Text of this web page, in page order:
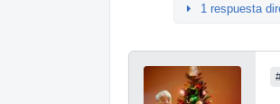
1 respuesta